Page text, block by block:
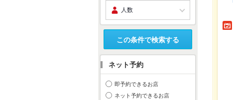
この条件で検索する
ネット予約
即予約できるお店
ネット予約できるお店